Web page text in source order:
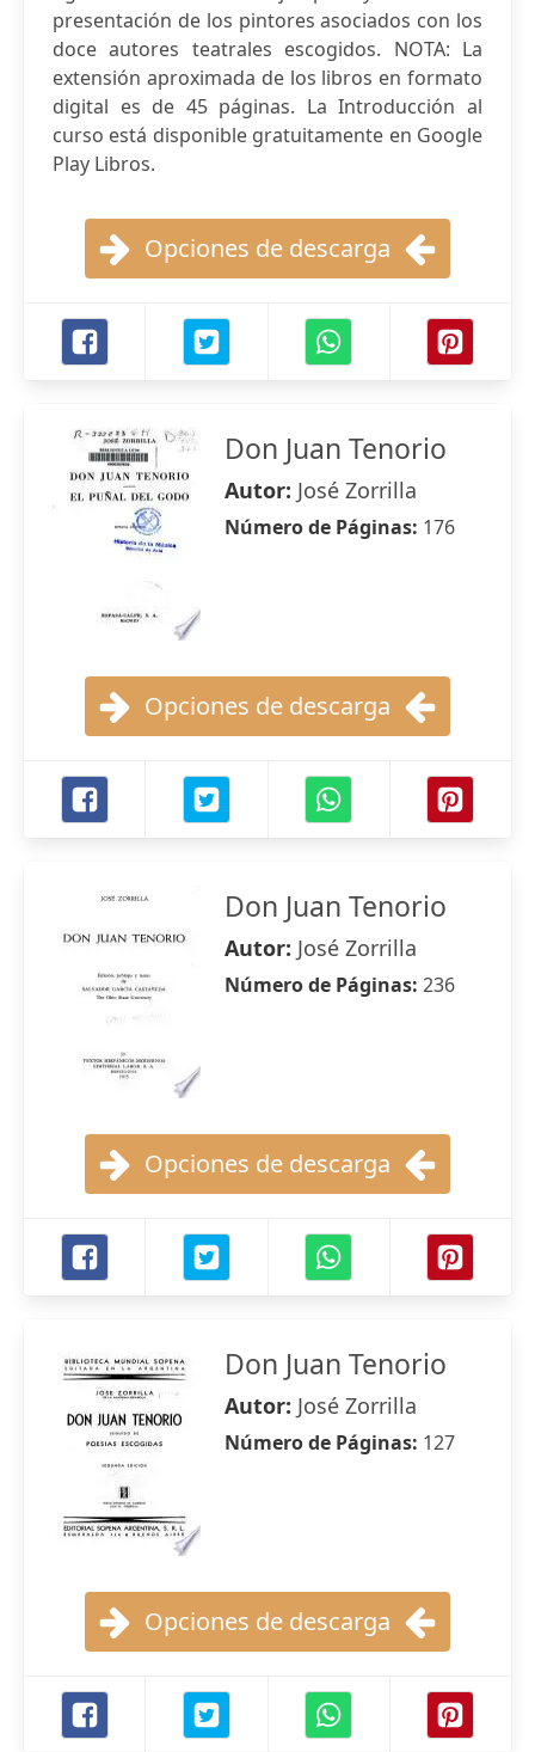
presentación de los pintores asociados con los
doce autores teatrales escogidos. NOTA: La
extensión aproximada de los libros en formato
digital es de 45 páginas. La Introducción al
curso está disponible gratuitamente en Google
Play Libros.
Opciones de descarga
Don Juan Tenorio
Autor: José Zorrilla
Número de Páginas: 176
Opciones de descarga
Don Juan Tenorio
Autor: José Zorrilla
Número de Páginas: 236
Opciones de descarga
Don Juan Tenorio
Autor: José Zorrilla
Número de Páginas: 127
Opciones de descarga